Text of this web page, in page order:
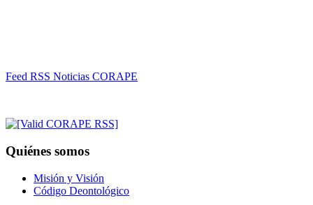
Feed RSS Noticias CORAPE
Quiénes somos
Misión y Visión
Código Deontológico